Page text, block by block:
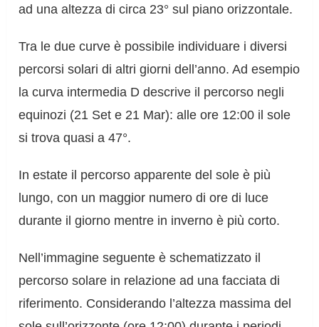
ad una altezza di circa 23° sul piano orizzontale.
Tra le due curve è possibile individuare i diversi
percorsi solari di altri giorni dell’anno. Ad esempio
la curva intermedia D descrive il percorso negli
equinozi (21 Set e 21 Mar): alle ore 12:00 il sole
si trova quasi a 47°.
In estate il percorso apparente del sole è più
lungo, con un maggior numero di ore di luce
durante il giorno mentre in inverno è più corto.
Nell’immagine seguente è schematizzato il
percorso solare in relazione ad una facciata di
riferimento. Considerando l’altezza massima del